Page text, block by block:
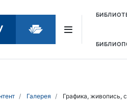
Галерея Графика, живопись,